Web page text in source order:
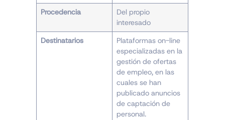
Procedencia
Del propio
interesado
Destinatarios
Plataformas on-line
especializadas en la
gestión de ofertas
de empleo, en las
cuales se han
publicado anuncios
de captación de
personal.